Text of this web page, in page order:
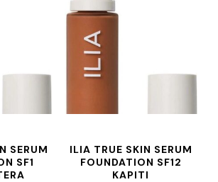
SERUM
SF1
ILIA TRUE SKIN SERUM
FOUNDATION SF12
KAPITI